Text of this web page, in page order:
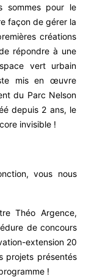
sommes pour le
façon de gérer la
créations
répondre à une
vert urbain
mis en œuvre
du Parc Nelson
depuis 2 ans, le
invisible !
vous nous
Théo Argence,
de concours
extension 20
projets présentés
!